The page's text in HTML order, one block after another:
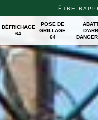
ÊTRE
DÉFRICHAGE
64
POSE DE
GRILLAGE
64